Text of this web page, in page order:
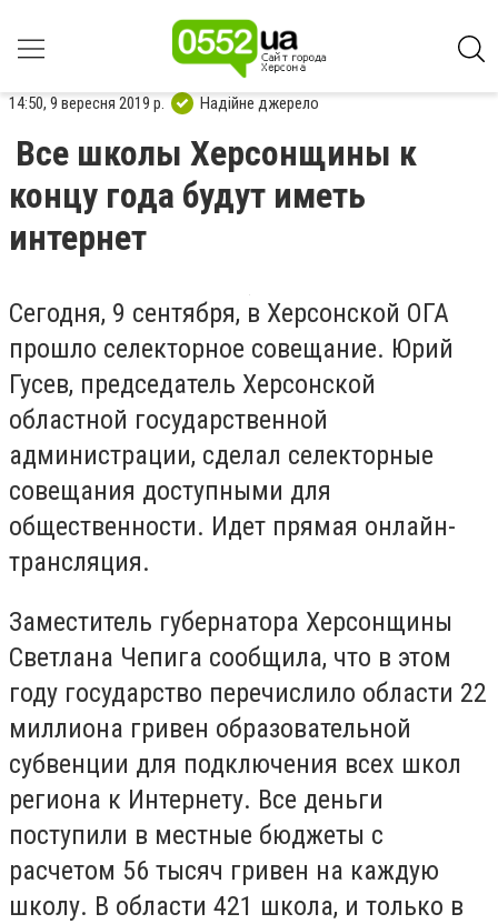
14:50, 9 вересня 2019 р. Надійне джерело
Все школы Херсонщины к
концу года будут иметь
интернет
Сегодня, 9 сентября, в Херсонской ОГА
прошло селекторное совещание. Юрий
Гусев, председатель Херсонской
областной государственной
администрации, сделал селекторные
совещания доступными для
общественности. Идет прямая онлайн-
трансляция.
Заместитель губернатора Херсонщины
Светлана Чепига сообщила, что в этом
году государство перечислило области 22
миллиона гривен образовательной
субвенции для подключения всех школ
региона к Интернету. Все деньги
поступили в местные бюджеты с
расчетом 56 тысяч гривен на каждую
школу. В области 421 школа, и только в